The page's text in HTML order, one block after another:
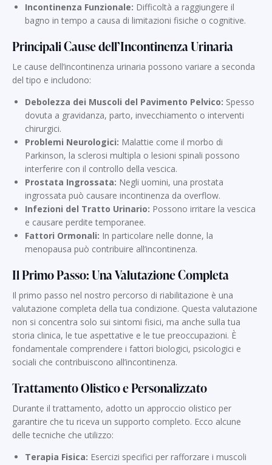
Incontinenza Funzionale: Difficoltà a raggiungere il
bagno in tempo a causa di limitazioni fisiche o cognitive.
Principali Cause dell’Incontinenza Urinaria
Le cause dell’incontinenza urinaria possono variare a seconda
del tipo e includono:
Debolezza dei Muscoli del Pavimento Pelvico: Spesso
dovuta a gravidanza, parto, invecchiamento o interventi
chirurgici.
Problemi Neurologici: Malattie come il morbo di
Parkinson, la sclerosi multipla o lesioni spinali possono
interferire con il controllo della vescica.
Prostata Ingrossata: Negli uomini, una prostata
ingrossata può causare incontinenza da overflow.
Infezioni del Tratto Urinario: Possono irritare la vescica
e causare perdite temporanee.
Fattori Ormonali: In particolare nelle donne, la
menopausa può contribuire all’incontinenza.
Il Primo Passo: Una Valutazione Completa
Il primo passo nel nostro percorso di riabilitazione è una
valutazione completa della tua condizione. Questa valutazione
non si concentra solo sui sintomi fisici, ma anche sulla tua
storia clinica, le tue aspettative e le tue preoccupazioni. È
fondamentale comprendere i fattori biologici, psicologici e
sociali che contribuiscono all’incontinenza.
Trattamento Olistico e Personalizzato
Durante il trattamento, adotto un approccio olistico per
garantire che tu riceva un supporto completo. Ecco alcune
delle tecniche che utilizzo:
Terapia Fisica: Esercizi specifici per rafforzare i muscoli